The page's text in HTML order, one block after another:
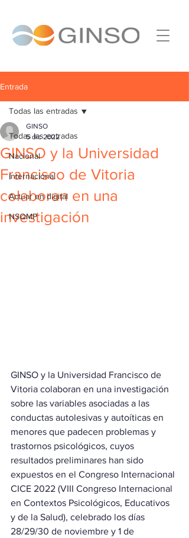
Entrada
Todas las entradas
Nacional
Internacional
Actuar en digital
NSQMP
Todas las entradas
GINSO y la Universidad
Francisco de Vitoria
colaboran en una
investigación
GINSO
5 dic 2022
GINSO y la Universidad Francisco de
Vitoria colaboran en una investigación
sobre las variables asociadas a las
conductas autolesivas y autoíticas en
menores que padecen problemas y
trastornos psicológicos, cuyos
resultados preliminares han sido
expuestos en el Congreso Internacional
CICE 2022 (VIII Congreso Internacional
en Contextos Psicológicos, Educativos
y de la Salud), celebrado los días
28/29/30 de noviembre y 1 de